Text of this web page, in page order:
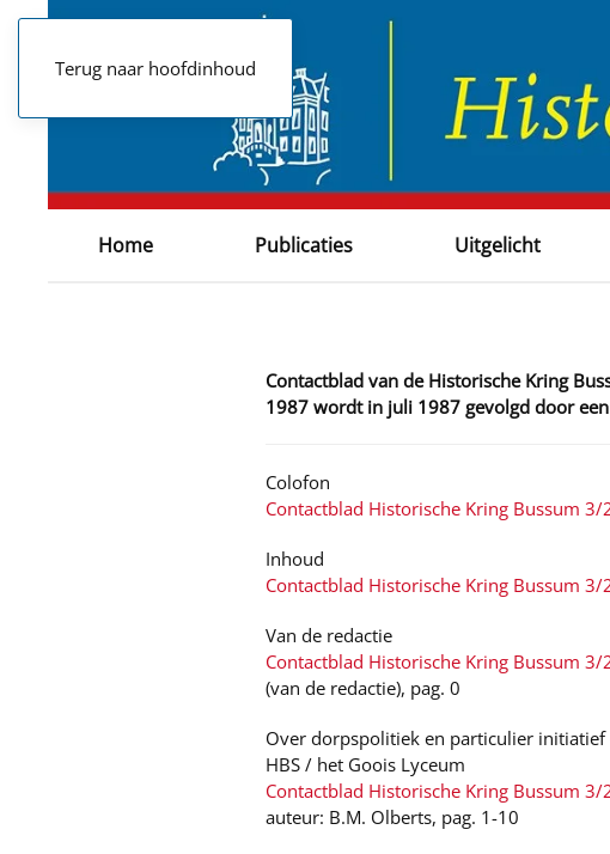
Terug naar hoofdinhoud
Home Publicaties Uitgelicht
Contactblad van de Historische Kring
1987 wordt in juli 1987 gevolgd door
Colofon
Contactblad Historische Kring Bussum 3/
Inhoud
Contactblad Historische Kring Bussum
Van de redactie
Contactblad Historische Kring Bussum 3/
(van de redactie), pag. 0
Over dorpspolitiek en particulier
HBS / het Goois Lyceum
Contactblad Historische Kring Bussum 3/
auteur: B.M. Olberts, pag. 1-10